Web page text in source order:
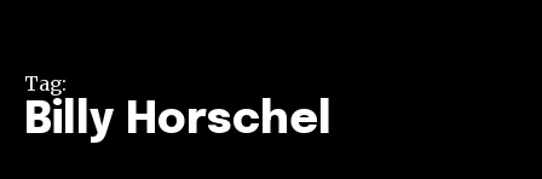
Tag:
Billy Horschel